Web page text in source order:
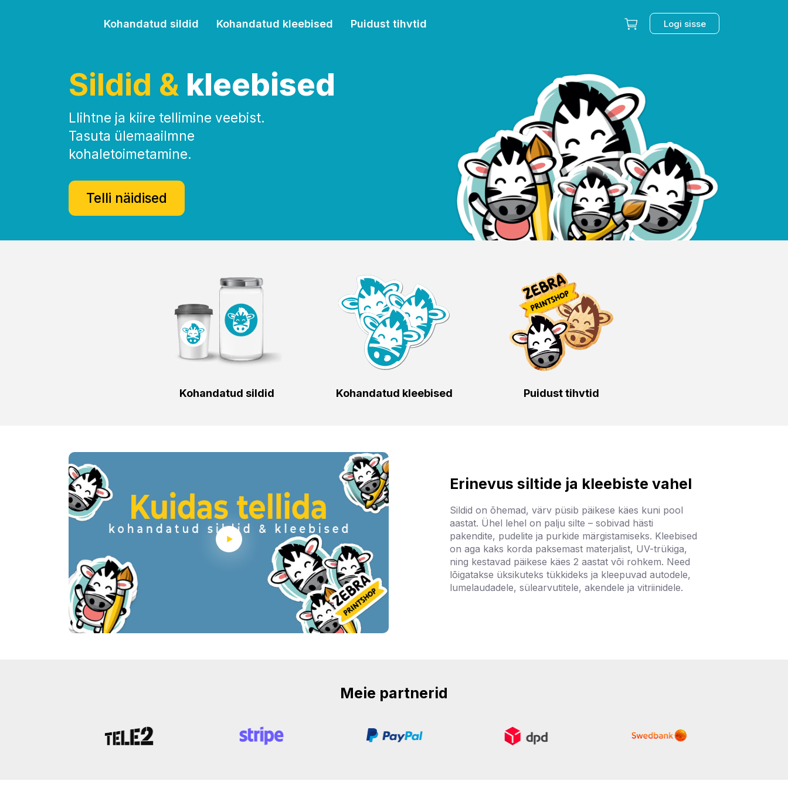
Kohandatud sildid Kohandatud kleebised Puidust tihvtid Logi sisse
Sildid & kleebised
Llihtne ja kiire tellimine veebist.
Tasuta ülemaailmne
kohaletoimetamine.
Telli näidised
Kohandatud sildid Kohandatud kleebised Puidust tihvtid
Erinevus siltide ja kleebiste vahel
Sildid on õhemad, värv püsib päikese käes kuni pool
aastat. Ühel lehel on palju silte – sobivad hästi
pakendite, pudelite ja purkide märgistamiseks. Kleebised
on aga kaks korda paksemast materjalist, UV-trükiga,
ning kestavad päikese käes 2 aastat või rohkem. Need
lõigatakse üksikuteks tükkideks ja kleepuvad autodele,
lumelaudadele, sülearvutitele, akendele ja vitriinidele.
Meie partnerid